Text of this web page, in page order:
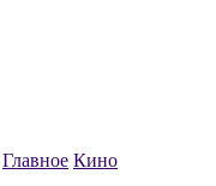
Главное Кино